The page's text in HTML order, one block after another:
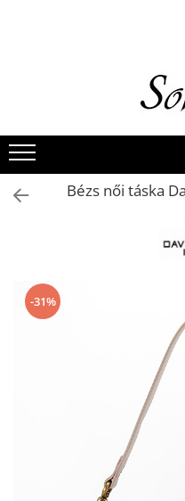
Valódi bőr
Hátizsákok
Elegáns kistáskákBézs női táska
-31%